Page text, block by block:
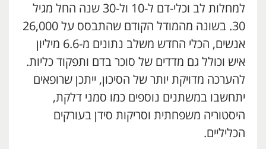
למחלות לב וכלי-דם ל-10 ול-30 שנה החל מגיל
30. בשונה מהמודל הקודם שהתבסס על 26,000
אנשים, הכלי החדש משלב נתונים מ-6.6 מיליון
איש וכולל גם מדדים של סוכר בדם ותפקוד כליות.
להערכה מדויקת יותר של הסיכון, ייתכן שרופאים
יתחשבו במשתנים נוספים כמו סמני דלקת,
היסטוריה משפחתית וסריקות סידן בעורקים
הכליליים.